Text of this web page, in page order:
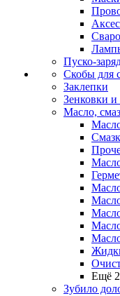
Пуско-
Скобы для
Заклепки
Зенковки и
Масло,
Ещё 2
Зубило